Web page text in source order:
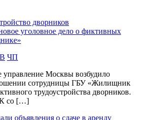
уголовное дело о фиктивных
ЧП
управление Москвы возбудило
сотрудницы ГБУ «Жилищник
трудоустройства дворников.
со […]